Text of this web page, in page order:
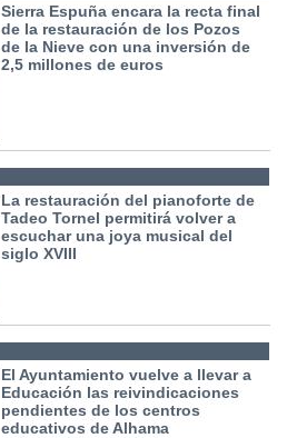
Sierra Espuña encara la recta final
de la restauración de los Pozos
de la Nieve con una inversión de
2,5 millones de euros
La restauración del pianoforte de
Tadeo Tornel permitirá volver a
escuchar una joya musical del
siglo XVIII
El Ayuntamiento vuelve a llevar a
Educación las reivindicaciones
pendientes de los centros
educativos de Alhama